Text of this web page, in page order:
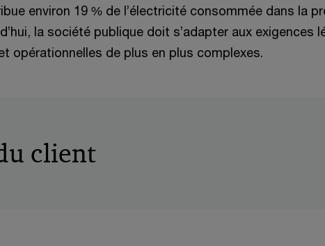
environ 19 % de l’électricité consommée dans la
la société publique doit s’adapter aux exigences
opérationnelles de plus en plus complexes.
client